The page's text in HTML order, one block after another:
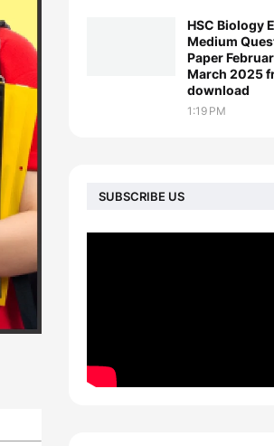
HSC Biology
Medium
Paper
March 2025
download
1:19 PM
SUBSCRIBE US